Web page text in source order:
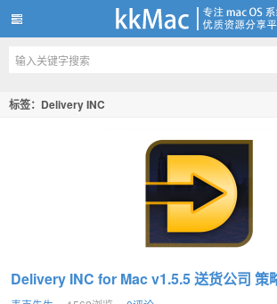
kkMac
标签：Delivery INC
Delivery INC for Mac v1.5.5 送货公司 策